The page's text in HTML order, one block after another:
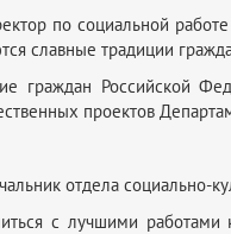
по социальной
славные традиции
граждан Российской
проектов
отдела социально-
с лучшими работами